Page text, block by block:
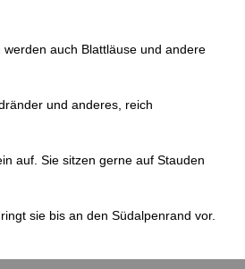
auch Blattläuse und andere
und anderes, reich
auf. Sie sitzen gerne auf Stauden
sie bis an den Südalpenrand vor.